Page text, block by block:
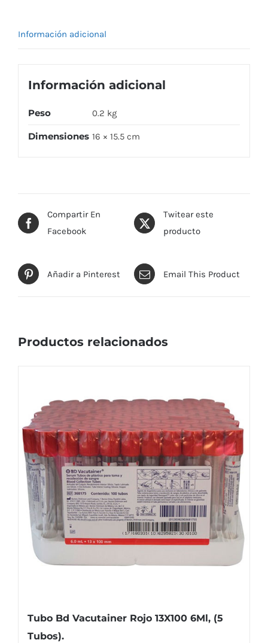
Información adicional
Información adicional
Peso 0.2 kg
Dimensiones 16 × 15.5 cm
Compartir En
Facebook
Twitear este
producto
Añadir a Pinterest Email This Product
Productos relacionados
Tubo Bd Vacutainer Rojo 13X100 6Ml, (5
Tubos).